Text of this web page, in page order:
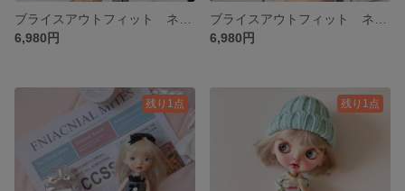
6,980円
6,980円
残り1点 残り1点